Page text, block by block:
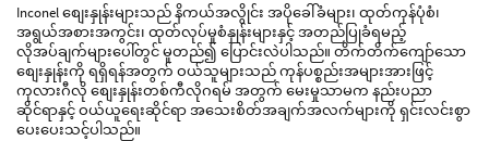
Inconel စျေးနှုန်းများသည် နိကယ်အလွိုင်း အပိုခေါ်ခံများ၊ ထုတ်ကုန်ပုံစံ၊
အရွယ်အစားအကွင်း၊ ထုတ်လုပ်မှုစံနှုန်းများနှင့် အတည်ပြုခံရမည့်
လိုအပ်ချက်များပေါ်တွင် မူတည်၍ ပြောင်းလဲပါသည်။ တိက်တိက်ကျော်သော
စျေးနှုန်းကို ရရှိရန်အတွက် ဝယ်သူများသည် ကုန်ပစ္စည်းအများအားဖြင့်
ကုလားဂီလို စျေးနှုန်းတစ်ကီလိုဂရမ် အတွက် မေးမှုသာမက နည်းပညာ
ဆိုင်ရာနှင့် ဝယ်ယူရေးဆိုင်ရာ အသေးစိတ်အချက်အလက်များကို ရှင်းလင်းစွာ
ပေးပေးသင့်ပါသည်။